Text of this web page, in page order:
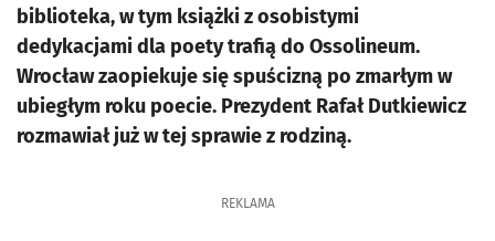
biblioteka, w tym książki z osobistymi
dedykacjami dla poety trafią do Ossolineum.
Wrocław zaopiekuje się spuścizną po zmarłym w
ubiegłym roku poecie. Prezydent Rafał Dutkiewicz
rozmawiał już w tej sprawie z rodziną.
REKLAMA